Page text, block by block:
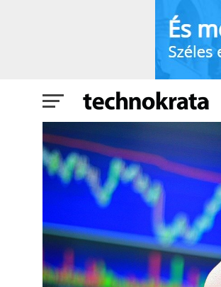
Az év végére lassítottak